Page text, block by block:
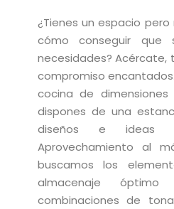
¿Tienes un espacio
cómo conseguir
necesidades? Acércate,
compromiso
cocina de
dispones de una
diseños e ideas
Aprovechamiento al
buscamos los
almacenaje
combinaciones de